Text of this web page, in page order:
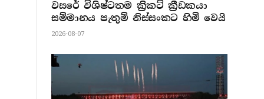
වසරේ විශිෂ්ටතම ක්‍රිකට් ක්‍රීඩකයා
සම්මානය පැතුම් නිස්සංකට හිමි වෙයි
2026-08-07